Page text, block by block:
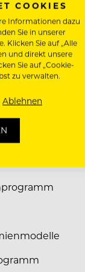
COOKIES
Informationen dazu
Sie in unserer
Klicken Sie auf „Alle
und direkt unsere
Sie auf „Cookie-
zu verwalten.
Ablehnen